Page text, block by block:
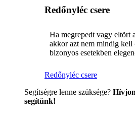
Redőnyléc csere
Ha megrepedt vagy eltört
akkor azt nem mindig kell
bizonyos esetekben
Redőnyléc csere
Segítségre lenne szüksége?
segítünk!